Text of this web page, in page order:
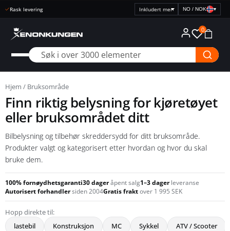
Rask levering
Velg
NO / NOK ▾
0
Hjem / Bruksområde
Finn riktig belysning for kjøretøyet
eller bruksområdet ditt
Bilbelysning og tilbehør skreddersydd for ditt bruksområde.
Produkter valgt og kategorisert etter hvordan og hvor du skal
bruke dem.
100% fornøydhetsgaranti30 dageråpent salg1–3 dager leveranse
Autorisert forhandlersiden 2004Gratis fraktover 1 995 SEK
Hopp direkte til:
lastebil
Konstruksjon MC Sykkel ATV / Scooter